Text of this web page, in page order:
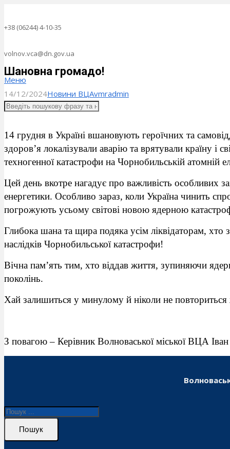
+38 (06244) 4-10-35
volnov.vca@dn.gov.ua
Меню
Шановна громадо!
14/12/2024Новини ВЦАvmradmin
14 грудня в Україні вшановують героїчних та
здоров’я локалізували аварію та врятували країну і
техногенної катастрофи на Чорнобильській атомній
Цей день вкотре нагадує про важливість особливих
енергетики. Особливо зараз, коли Україна чинить
погрожують усьому світові новою ядерною
Глибока шана та щира подяка усім ліквідаторам,
наслідків Чорнобильської катастрофи!
Вічна пам’ять тим, хто віддав життя, зупиняючи
поколінь.
Хай залишиться у минулому й ніколи не
З повагою – Керівник Волноваської міської ВЦА
Пошук